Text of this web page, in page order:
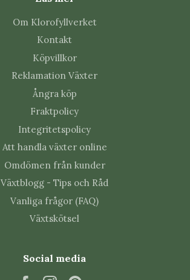
Om Klorofyllverket
Kontakt
Köpvillkor
Reklamation Växter
Ångra köp
Fraktpolicy
Integritetspolicy
Att handla växter online
Omdömen från kunder
Växtblogg - Tips och Råd
Vanliga frågor (FAQ)
Växtskötsel
Social media